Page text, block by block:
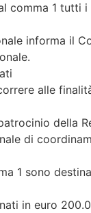
comma 1
informa il
alle
della
di
1 sono
in euro